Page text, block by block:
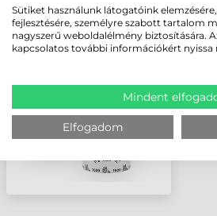
110 MM X 91 M ZEBRA
2100 HIGH
PERFORMANCE WAX
FESTÉKSZALAG
Sütiket használunk látogatóink
fejlesztésére, személyre szabott tartalom
nagyszerű weboldalélmény biztosítására.
kapcsolatos további információkért nyissa
Mindent
Elfogadom